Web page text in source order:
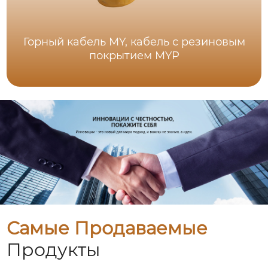
Горный кабель MY, кабель с резиновым
покрытием MYP
Самые Продаваемые
Продукты